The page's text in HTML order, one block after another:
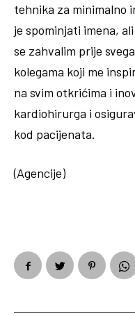
tehnika za minimalno
je spominjati imena,
se zahvalim prije
kolegama koji me
na svim otkrićima i
kardiohirurga i
kod pacijenata.
(Agencije)